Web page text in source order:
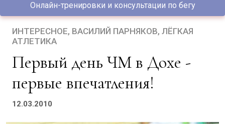
Онлайн-тренировки и консультации по бегу
ИНТЕРЕСНОЕ ВАСИЛИЙ ПАРНЯКОВ ЛЁГКАЯ
АТЛЕТИКА
Первый день ЧМ в Дохе -
первые впечатления!
12.03.2010